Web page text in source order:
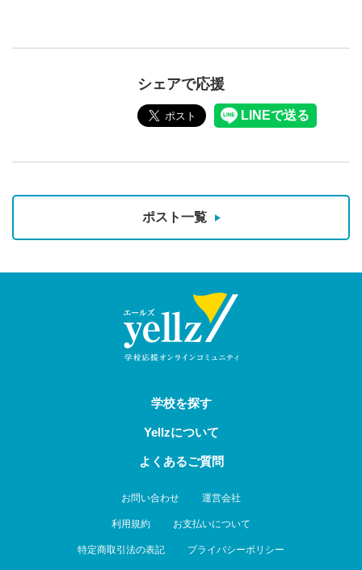
シェアで応援
ポスト一覧
学校を探す
Yellzについて
よくあるご質問
お問い合わせ 運営会社
利用規約 お支払いについて
特定商取引法の表記 プライバシーポリシー